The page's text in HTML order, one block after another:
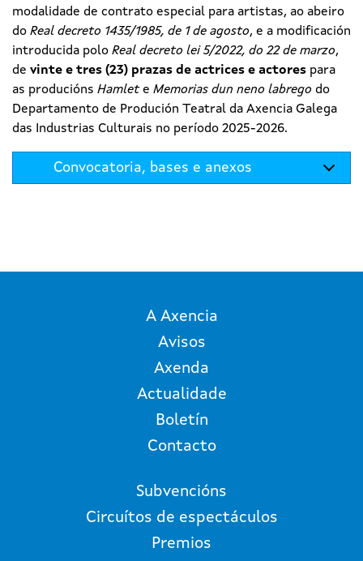
modalidade de contrato especial para artistas, ao abeiro
do Real decreto 1435/1985, de 1 de agosto, e a modificación
introducida polo Real decreto lei 5/2022, do 22 de marzo,
de vinte e tres (23) prazas de actrices e actores para
as producións Hamlete Memorias dun neno labrego do
Departamento de Produción Teatral da Axencia Galega
das Industrias Culturais no período 2025-2026.
Convocatoria, bases e anexos
A Axencia
Avisos
Axenda
Actualidade
Boletín
Contacto
Subvencións
Circuítos de espectáculos
Premios